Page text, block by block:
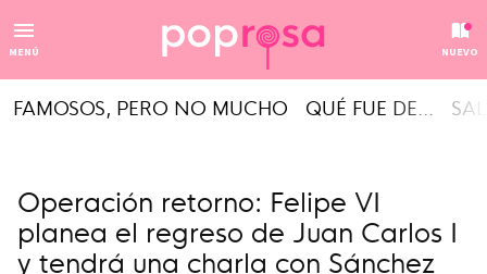
MENÚ NUEVO
FAMOSOS, PERO NO MUCHO QUÉ FUE DE...
Operación retorno: Felipe VI
planea el regreso de Juan Carlos I
y tendrá una charla con Sánchez